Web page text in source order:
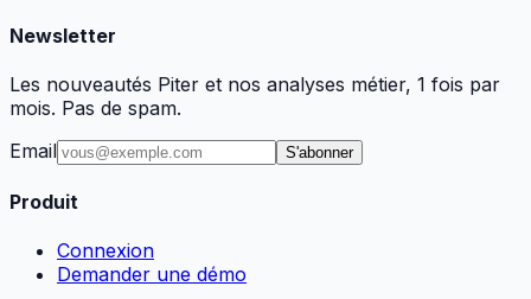
Newsletter
Les nouveautés Piter et nos analyses métier, 1 fois par
mois. Pas de spam.
Email
S'abonner
Produit
Connexion
Demander une démo